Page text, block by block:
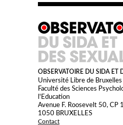
OBSERVATOIRE DU SIDA ET
Université Libre de Bruxelles
Faculté des Sciences
l'Education
Avenue F. Roosevelt 50, CP
1050 BRUXELLES
Contact